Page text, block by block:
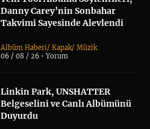
Danny Carey’nin Sonbahar
Takvimi Sayesinde Alevlendi
Albüm Haberi/Kapak/Müzik
06 / 08 / 26 •Yorum
Linkin Park, UNSHATTER
Belgeselini ve Canlı Albümünü
Duyurdu